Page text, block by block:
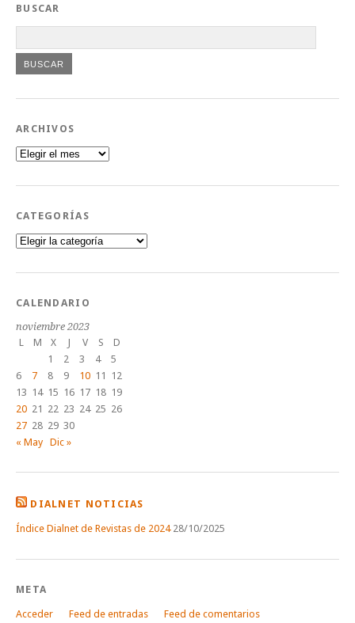
BUSCAR
ARCHIVOS
Archivos
CATEGORÍAS
Categorías
CALENDARIO
noviembre 2023
L
M X J V S
D
1
2 3 4
5
6
7 8 9 10 11
12
13 14 15 16 17 18 19
20 21 22 23 24 25 26
27 28 29 30
« May Dic »
DIALNET NOTICIAS
Índice Dialnet de Revistas de 2024 28/10/2025
META
Acceder Feed de entradas
Feed de comentarios